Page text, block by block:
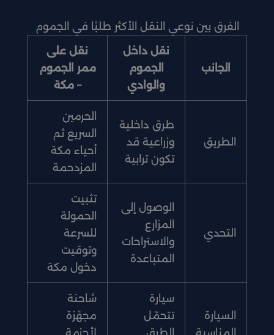
الفرق بين نوعي النقل الأكثر طلبًا في الجموم
الجانب
نقل داخل
الجموم
والوادي
نقل على
ممر الجموم
– مكة
الطريق
طرق داخلية
وزراعية قد
تكون ترابية
الحرمين
السريع ثم
أحياء مكة
المزدحمة
التحدي
الوصول إلى
المزارع
والاستراحات
المتباعدة
تثبيت
الحمولة
للسرعة
وتوقيت
دخول مكة
السيارة
سيارة
تتحمّل
شاحنة
مجهّزة